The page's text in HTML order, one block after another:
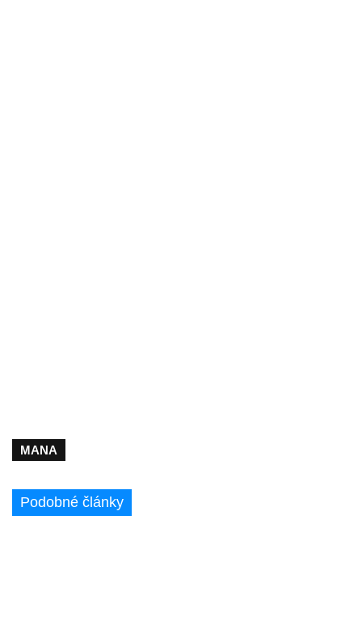
MANA
Podobné články